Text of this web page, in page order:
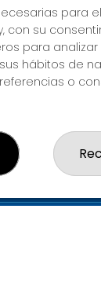
BOTE para
con su
para
hábitos de
o